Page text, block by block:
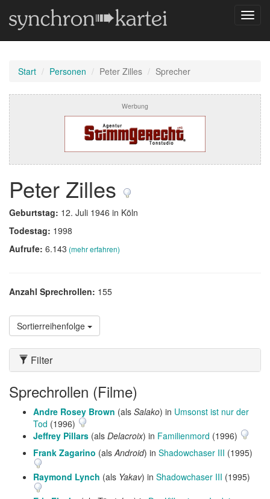
Start Personen Peter Zilles Sprecher
Werbung
Peter Zilles
Geburtstag: 12. Juli 1946 in Köln
Todestag: 1998
Aufrufe: 6.143 (mehr erfahren)
Anzahl Sprechrollen: 155
Sortierreihenfolge
Filter
Sprechrollen (Filme)
Andre Rosey Brown (als Salako) in Umsonst ist nur der
Tod (1996)
Jeffrey Pillars (als Delacroix) in Familienmord (1996)
Frank Zagarino (alsAndroid) in Shadowchaser III (1995)
Raymond Lynch (als Yakav) in Shadowchaser III (1995)